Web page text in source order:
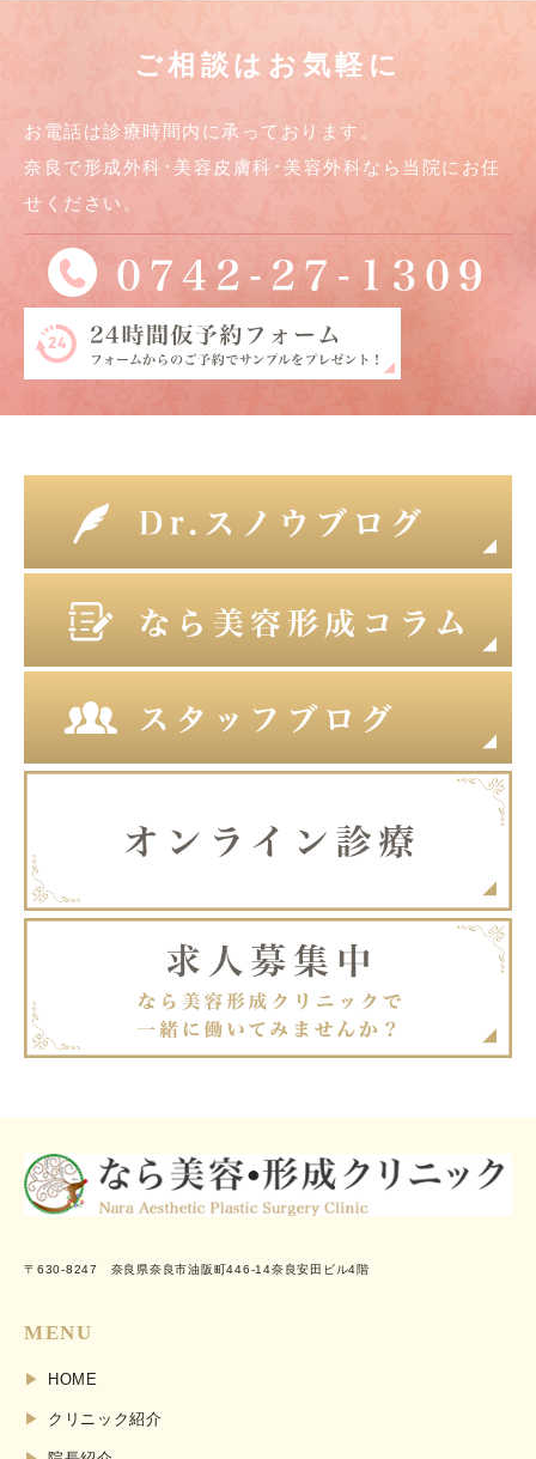
ご相談はお気軽に
お電話は診療時間内に承っております。
奈良で形成外科･美容皮膚科･美容外科なら当院にお任
せください。
〒630-8247 奈良県奈良市油阪町446-14奈良安田ビル4階
MENU
HOME
クリニック紹介